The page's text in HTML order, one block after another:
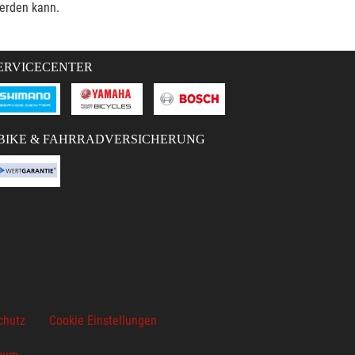
kann.
& FAHRRADVERSICHERUNG
Cookie Einstellungen